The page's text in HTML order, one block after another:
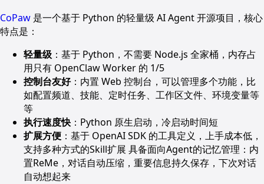
CoPaw 是一个基于 Python 的轻量级 AI Agent 开源项目，核心
特点是：
轻量级 ：基于 Python，不需要 Node.js 全家桶，内存占
用只有 OpenClaw Worker 的 1/5
控制台友好：内置 Web 控制台，可以管理多个功能，比
如配置频道、技能、定时任务、工作区文件、环境变量等
等
执行速度快 ：Python 原生启动，冷启动时间短
扩展方便 ：基于 OpenAI SDK 的工具定义，上手成本低，
支持多种方式的Skill扩展 具备面向Agent的记忆管理：内
置ReMe，对话自动压缩，重要信息持久保存，下次对话
自动想起来